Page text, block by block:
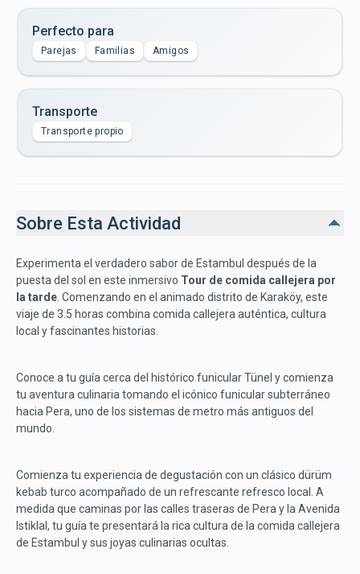
Perfecto para
Parejas Familias Amigos
Transporte
Transporte propio
Sobre Esta Actividad
Experimenta el verdadero sabor de Estambul después de la
puesta del sol en este inmersivo Tour de comida callejera por
la tarde . Comenzando en el animado distrito de Karaköy, este
viaje de 3.5 horas combina comida callejera auténtica, cultura
local y fascinantes historias.
Conoce a tu guía cerca del histórico funicular Tünel y comienza
tu aventura culinaria tomando el icónico funicular subterráneo
hacia Pera, uno de los sistemas de metro más antiguos del
mundo.
Comienza tu experiencia de degustación con un clásico dürüm
kebab turco acompañado de un refrescante refresco local. A
medida que caminas por las calles traseras de Pera y la Avenida
Istiklal, tu guía te presentará la rica cultura de la comida callejera
de Estambul y sus joyas culinarias ocultas.